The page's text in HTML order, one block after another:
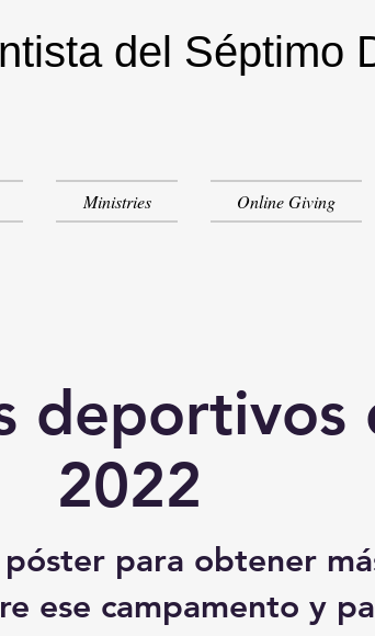
del Séptimo
Ministries Online Giving
deportivos
2022
póster para obtener
ese campamento y